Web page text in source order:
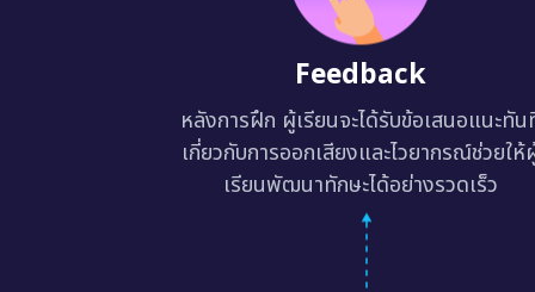
Feedback
หลังการฝึก ผู้เรียนจะได้รับข้อเสนอแนะทัน
เกี่ยวกับการออกเสียงและไวยากรณ์ช่วยให้
เรียนพัฒนาทักษะได้อย่างรวดเร็ว